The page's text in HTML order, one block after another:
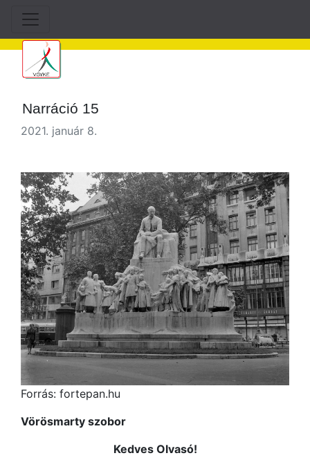
Narráció 15
2021. január 8.
Forrás: fortepan.hu
Vörösmarty szobor
Kedves Olvasó!